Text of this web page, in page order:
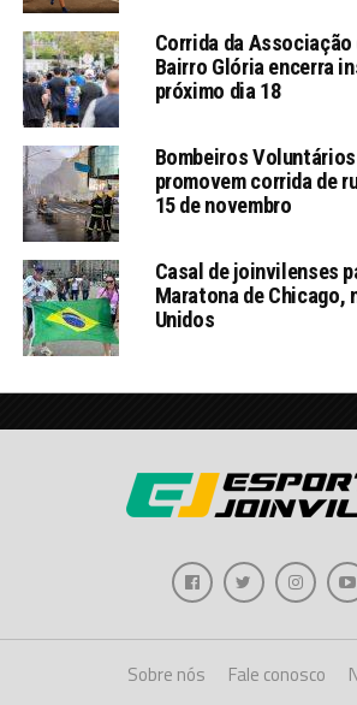
Corrida da
Bairro Glória encerra
próximo dia 18
Bombeiros
promovem corrida de
15 de novembro
Casal de joinvilenses
Maratona de Chicago,
Unidos
Sobre nós Fale conosco